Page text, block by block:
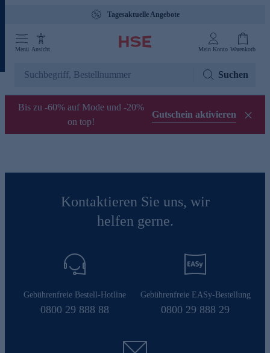
Tagesaktuelle Angebote
Menü Ansicht Mein Konto Warenkorb
Suchen
Bis zu -60% auf Mode und -20%
on top!
Gutschein aktivieren
Kontaktieren Sie uns, wir
helfen gerne.
Gebührenfreie Bestell-Hotline
0800 29 888 88
Gebührenfreie EASy-Bestellung
0800 29 888 29